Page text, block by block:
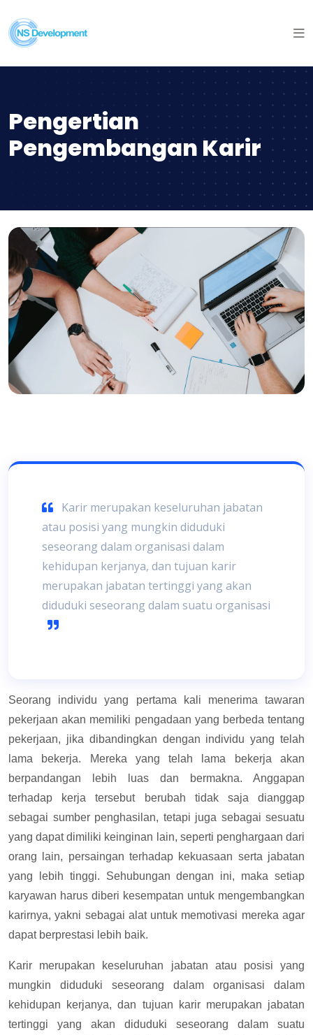
Pengertian
Pengembangan Karir
Karir merupakan keseluruhan jabatan
atau posisi yang mungkin diduduki
seseorang dalam organisasi dalam
kehidupan kerjanya, dan tujuan karir
merupakan jabatan tertinggi yang akan
diduduki seseorang dalam suatu organisasi
Seorang individu yang pertama kali menerima tawaran
pekerjaan akan memiliki pengadaan yang berbeda tentang
pekerjaan, jika dibandingkan dengan individu yang telah
lama bekerja. Mereka yang telah lama bekerja akan
berpandangan lebih luas dan bermakna. Anggapan
terhadap kerja tersebut berubah tidak saja dianggap
sebagai sumber penghasilan, tetapi juga sebagai sesuatu
yang dapat dimiliki keinginan lain, seperti penghargaan dari
orang lain, persaingan terhadap kekuasaan serta jabatan
yang lebih tinggi. Sehubungan dengan ini, maka setiap
karyawan harus diberi kesempatan untuk mengembangkan
karirnya, yakni sebagai alat untuk memotivasi mereka agar
dapat berprestasi lebih baik.
Karir merupakan keseluruhan jabatan atau posisi yang
mungkin diduduki seseorang dalam organisasi dalam
kehidupan kerjanya, dan tujuan karir merupakan jabatan
tertinggi yang akan diduduki seseorang dalam suatu